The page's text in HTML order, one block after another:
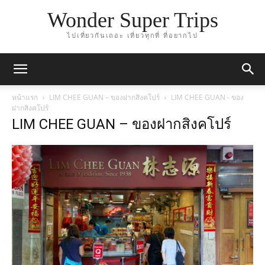
Wonder Super Trips
ไปเที่ยวกันเถอะ เที่ยวทุกที่ ที่อยากไป
หน้าแรก LIM CHEE GUAN – ของฝากสิงคโปร์
LIM CHEE GUAN - ของ
ฝากสิงคโปร์
LIM CHEE GUAN – ของฝากสิงคโปร์